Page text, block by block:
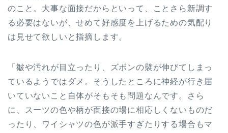
のこと。大事な面接だからといって、ことさら新調す
る必要はないが、せめて好感度を上げるための気配り
は見せて欲しいと指摘します。
「皺や汚れが目立ったり、ズボンの襞が伸びてしまっ
ているようではダメ。そうしたところに神経が行き届
いていないこと自体がそもそも問題なんです。さら
に、スーツの色や柄が面接の場に相応しくないものだ
ったり、ワイシャツの色が派手すぎたりする場合もマ